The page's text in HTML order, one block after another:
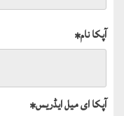
آپکا نام*
آپکا ای میل ایڈریس*